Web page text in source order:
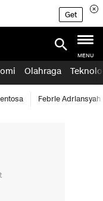
Get
MENU
Olahraga
Febrie Adriansyah